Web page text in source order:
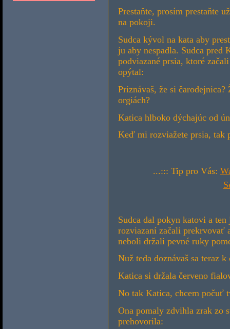
Prestaňte, prosím prestaňte
na pokoji.
Sudca kývol na kata aby
ju aby nespadla. Sudca pred
podviazané prsia, ktoré
opýtal:
Priznávaš, že si
orgiách?
Katica hlboko dýchajúc od
Keď mi rozviažete prsia, tak
...::: Tip pro Vás:
Sudca dal pokyn katovi a
rozviazaní začali prekrvovať
neboli držali pevné ruky
Nuž teda doznávaš sa teraz
Katica si držala červeno
No tak Katica, chcem počuť
Ona pomaly zdvihla zrak zo
prehovorila: